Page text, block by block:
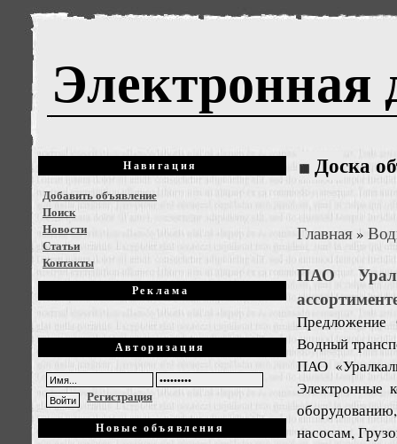
Электронная
Навигация
Добавить объявление
Поиск
Новости
Статьи
Контакты
Реклама
Авторизация
Регистрация
Новые объявления
Доска
Главная »
ПАО
Предложение
Водный
ПАО
Электронные
насосам,